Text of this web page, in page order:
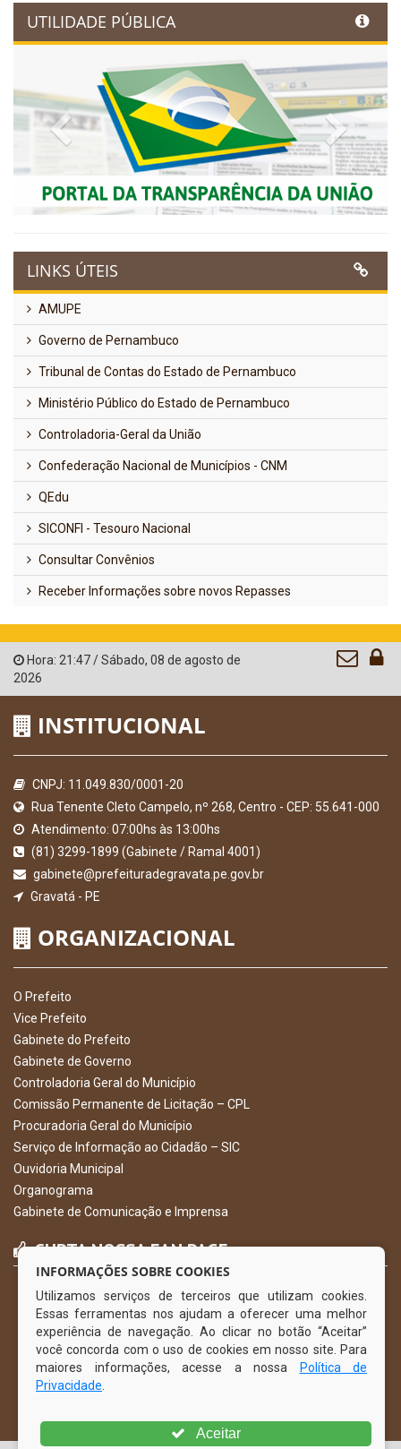
UTILIDADE PÚBLICA
Previous Next
LINKS ÚTEIS
AMUPE
Governo de Pernambuco
Tribunal de Contas do Estado de Pernambuco
Ministério Público do Estado de Pernambuco
Controladoria-Geral da União
Confederação Nacional de Municípios - CNM
QEdu
SICONFI - Tesouro Nacional
Consultar Convênios
Receber Informações sobre novos Repasses
Hora: 21:47/Sábado, 08 de agosto de
2026
INSTITUCIONAL
CNPJ: 11.049.830/0001-20
Rua Tenente Cleto Campelo, nº 268, Centro - CEP: 55.641-000
Atendimento: 07:00hs às 13:00hs
(81) 3299-1899 (Gabinete / Ramal 4001)
gabinete@prefeituradegravata.pe.gov.br
Gravatá - PE
ORGANIZACIONAL
O Prefeito
Vice Prefeito
Gabinete do Prefeito
Gabinete de Governo
Controladoria Geral do Município
Comissão Permanente de Licitação – CPL
Procuradoria Geral do Município
Serviço de Informação ao Cidadão – SIC
Ouvidoria Municipal
Organograma
Gabinete de Comunicação e Imprensa
CURTA NOSSA FAN PAGE
INFORMAÇÕES SOBRE COOKIES
Utilizamos serviços de terceiros que utilizam cookies.
Essas ferramentas nos ajudam a oferecer uma melhor
experiência de navegação. Ao clicar no botão “Aceitar”
você concorda com o uso de cookies em nosso site. Para
maiores informações, acesse a nossa
Política de
Privacidade
Aceitar